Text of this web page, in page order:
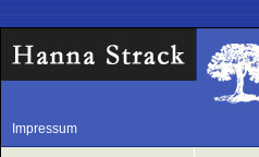
Impressum